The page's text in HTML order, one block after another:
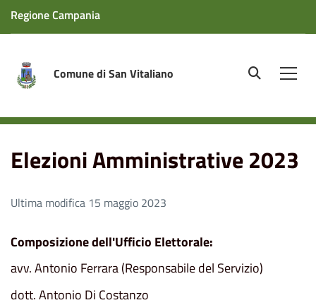
Regione Campania
Comune di San Vitaliano site.searc
Elezioni Amministrative 2023
Ultima modifica 15 maggio 2023
Composizione dell'Ufficio Elettorale:
avv. Antonio Ferrara (Responsabile del Servizio)
dott. Antonio Di Costanzo